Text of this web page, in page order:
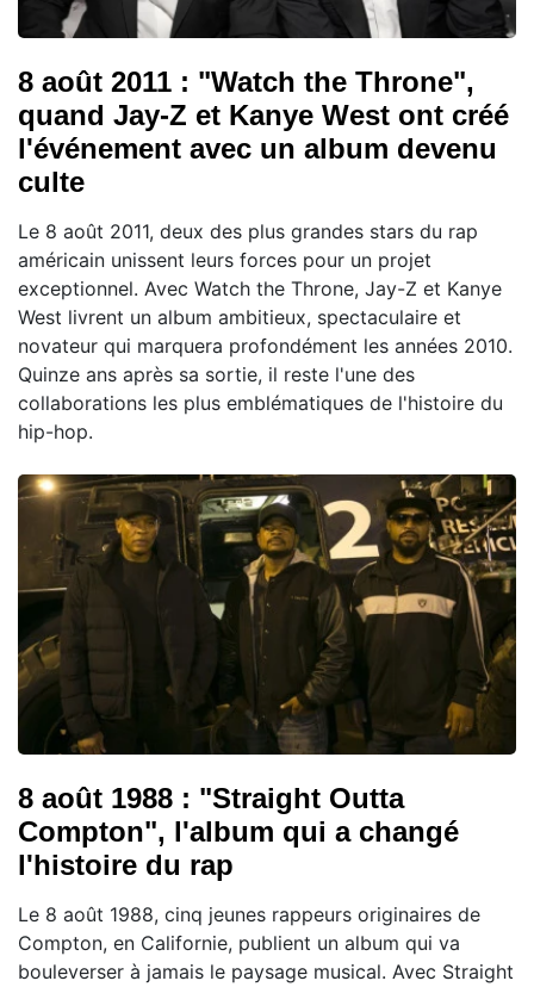
8 août 2011 : "Watch the Throne",
quand Jay-Z et Kanye West ont créé
l'événement avec un album devenu
culte
Le 8 août 2011, deux des plus grandes stars du rap
américain unissent leurs forces pour un projet
exceptionnel. Avec Watch the Throne, Jay-Z et Kanye
West livrent un album ambitieux, spectaculaire et
novateur qui marquera profondément les années 2010.
Quinze ans après sa sortie, il reste l'une des
collaborations les plus emblématiques de l'histoire du
hip-hop.
8 août 1988 : "Straight Outta
Compton", l'album qui a changé
l'histoire du rap
Le 8 août 1988, cinq jeunes rappeurs originaires de
Compton, en Californie, publient un album qui va
bouleverser à jamais le paysage musical. Avec Straight